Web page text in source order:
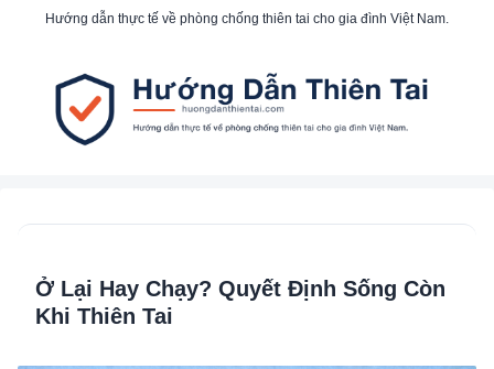
Hướng dẫn thực tế về phòng chống thiên tai cho gia đình Việt Nam.
Ở Lại Hay Chạy? Quyết Định Sống Còn
Khi Thiên Tai